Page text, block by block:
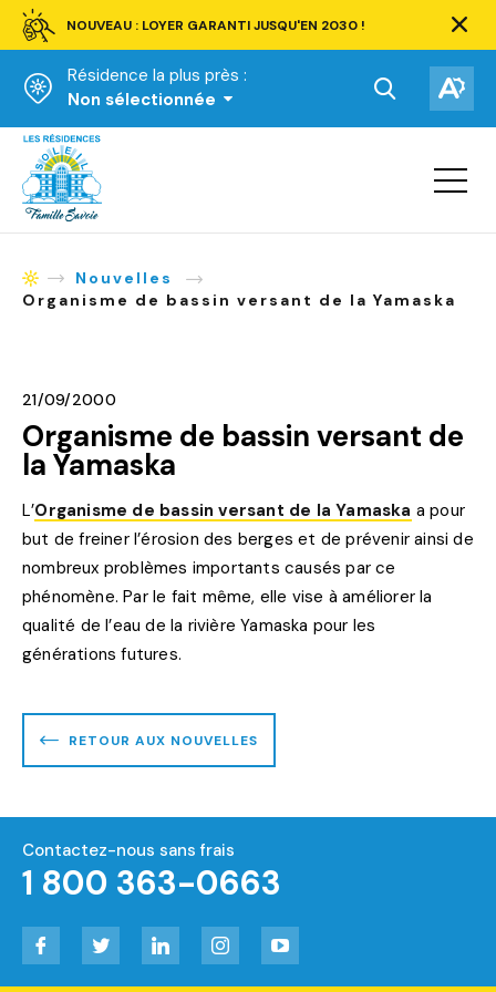
NOUVEAU : LOYER GARANTI JUSQU'EN 2030 !
barre
Résidence la plus près :
Non sélectionnée
Ouvrir
la
recherche.
la
Accueil
Ouvrir
la
AccueilNouvelles
Organisme de bassin versant de la Yamaska
21/09/2000
Organisme de bassin versant de
la Yamaska
L’Organisme de bassin versant de la Yamaska a pour
but de freiner l’érosion des berges et de prévenir ainsi de
nombreux problèmes importants causés par ce
phénomène. Par le fait même, elle vise à améliorer la
qualité de l’eau de la rivière Yamaska pour les
générations futures.
RETOUR AUX NOUVELLES
Contactez-nous sans frais
1 800 363-0663
Facebook Twitter LinkedIn Instagram